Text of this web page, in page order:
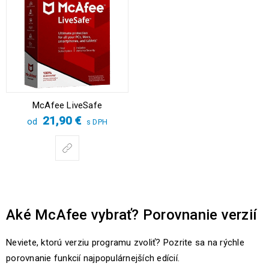
McAfee LiveSafe
od
21,90€ s DPH
Aké McAfee vybrať? Porovnanie verzií
Neviete, ktorú verziu programu zvoliť? Pozrite sa na rýchle
porovnanie funkcií najpopulárnejších edícií.